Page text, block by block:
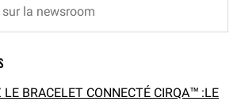
LE BRACELET CONNECTÉ CIRQA™ :LE